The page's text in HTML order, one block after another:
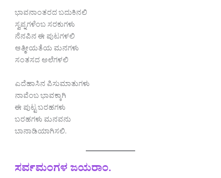
ಭಾವನಾಂತರದ ಬದುಕಿನಲಿ
ಸ್ವಪ್ನಗಳೆಂಬ ಸರಕುಗಳು
ನೆನಪಿನ ಈ ಪುಟಗಳಲಿ
ಆತ್ಮೀಯತೆಯ ಮನಗಳು
ಸಂತಸದ ಅಲೆಗಳಲಿ
ಎದೆಹಾಸಿನ ಪಿಸುಮಾತುಗಳು
ನಾವೆಂಬ ಭಾವಕ್ಕಾಗಿ
ಈ ಪುಟ್ಟ ಬರಹಗಳು
ಬರಹಗಳು ಮನವನು
ಬಾನಾಡಿಯಾಗಿಸಲಿ.
ಸರ್ವಮಂಗಳ ಜಯರಾಂ.